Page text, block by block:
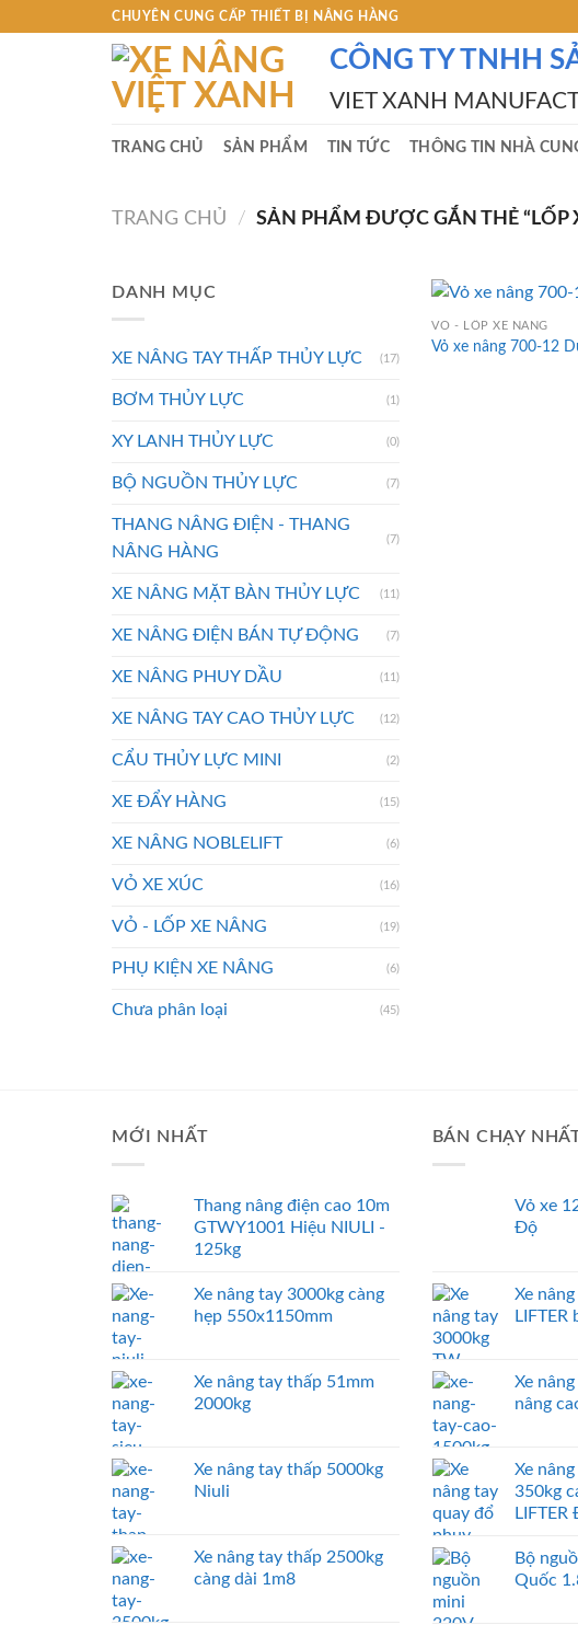
CHUYÊN CUNG CẤP THIẾT BỊ NÂNG HÀNG
CÔNG TY TNHH
VIET XANH
TRANG CHỦ SẢN PHẨM TIN TỨC THÔNG TIN NHÀ
TRANG CHỦ / SẢN PHẨM ĐƯỢC GẮN THẺ “LỐP
DANH MỤC
XE NÂNG TAY THẤP THỦY LỰC (17)
BƠM THỦY LỰC (1)
XY LANH THỦY LỰC (0)
BỘ NGUỒN THỦY LỰC (7)
THANG NÂNG ĐIỆN - THANG
NÂNG HÀNG
(7)
XE NÂNG MẶT BÀN THỦY LỰC (11)
XE NÂNG ĐIỆN BÁN TỰ ĐỘNG (7)
XE NÂNG PHUY DẦU (11)
XE NÂNG TAY CAO THỦY LỰC (12)
CẨU THỦY LỰC MINI (2)
XE ĐẨY HÀNG (15)
XE NÂNG NOBLELIFT (6)
VỎ XE XÚC (16)
VỎ - LỐP XE NÂNG (19)
PHỤ KIỆN XE NÂNG (6)
Chưa phân loại (45)
VỎ - LỐP XE NÂNG
Vỏ xe nâng 700-12
MỚI NHẤT
Thang nâng điện cao 10m
GTWY1001 Hiệu NIULI -
125kg
Xe nâng tay 3000kg càng
hẹp 550x1150mm
Xe nâng tay thấp 51mm
2000kg
Xe nâng tay thấp 5000kg
Niuli
Xe nâng tay thấp 2500kg
càng dài 1m8
BÁN CHẠY
Vỏ xe
Độ
Xe
Xe
nâng
Xe
350kg
LIFTER
Bộ
Quốc